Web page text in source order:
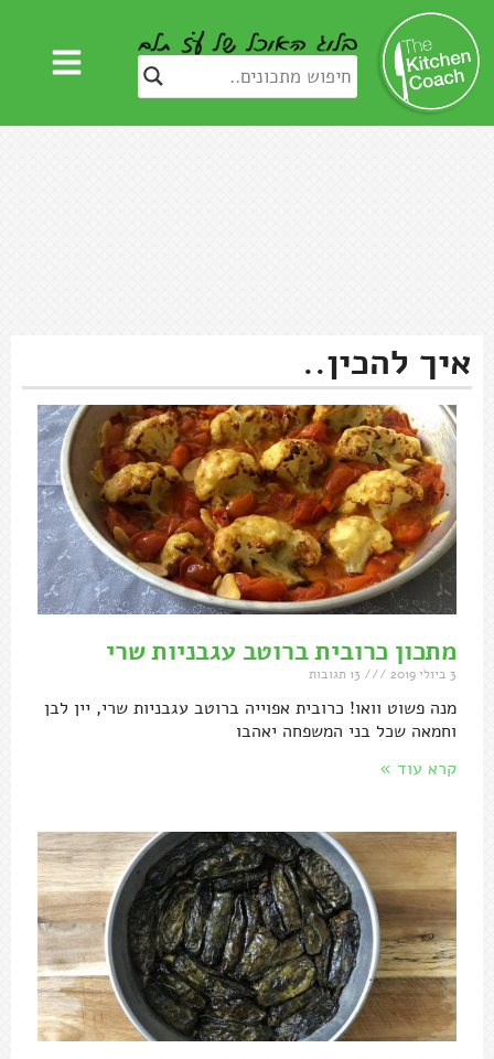
איך להכין..
מתכון כרובית ברוטב עגבניות שרי
3 ביולי 2019
מנה פשוט וואו! כרובית אפוייה ברוטב עגבניות שרי, יין לבן
וחמאה שכל בני המשפחה יאהבו
קרא עוד »